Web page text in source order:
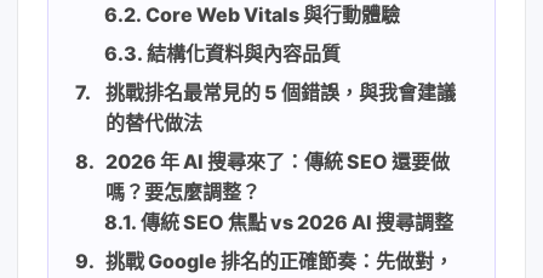
Core Web Vitals 與行動體驗
結構化資料與內容品質
挑戰排名最常見的 5 個錯誤，與我會建議
的替代做法
2026 年 AI 搜尋來了：傳統 SEO 還要做
嗎？要怎麼調整？
傳統 SEO 焦點 vs 2026 AI 搜尋調整
挑戰 Google 排名的正確節奏：先做對，